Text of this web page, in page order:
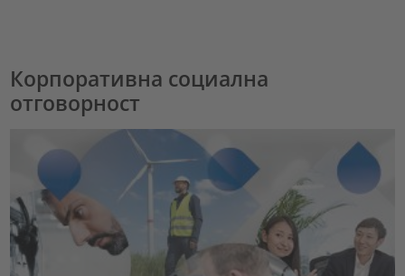
Корпоративна социална
отговорност